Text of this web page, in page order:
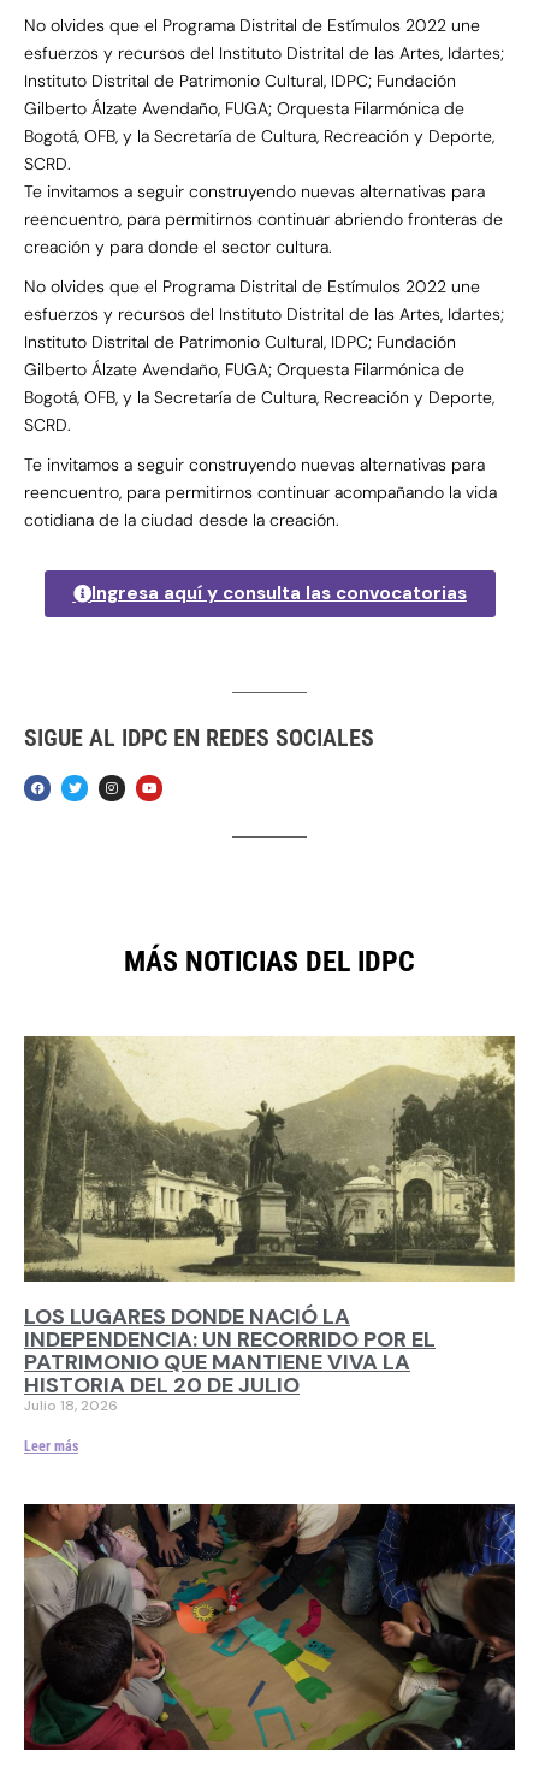
No olvides que el Programa Distrital de Estímulos 2022 une
esfuerzos y recursos del Instituto Distrital de las Artes, Idartes;
Instituto Distrital de Patrimonio Cultural, IDPC; Fundación
Gilberto Álzate Avendaño, FUGA; Orquesta Filarmónica de
Bogotá, OFB, y la Secretaría de Cultura, Recreación y Deporte,
SCRD.
Te invitamos a seguir construyendo nuevas alternativas para
reencuentro, para permitirnos continuar abriendo fronteras de
creación y para donde el sector cultura.
No olvides que el Programa Distrital de Estímulos 2022 une
esfuerzos y recursos del Instituto Distrital de las Artes, Idartes;
Instituto Distrital de Patrimonio Cultural, IDPC; Fundación
Gilberto Álzate Avendaño, FUGA; Orquesta Filarmónica de
Bogotá, OFB, y la Secretaría de Cultura, Recreación y Deporte,
SCRD.
Te invitamos a seguir construyendo nuevas alternativas para
reencuentro, para permitirnos continuar acompañando la vida
cotidiana de la ciudad desde la creación.
Ingresa aquí y consulta las convocatorias
SIGUE AL IDPC EN REDES SOCIALES
MÁS NOTICIAS DEL IDPC
LOS LUGARES DONDE NACIÓ LA
INDEPENDENCIA: UN RECORRIDO POR EL
PATRIMONIO QUE MANTIENE VIVA LA
HISTORIA DEL 20 DE JULIO
Julio 18, 2026
Leer más